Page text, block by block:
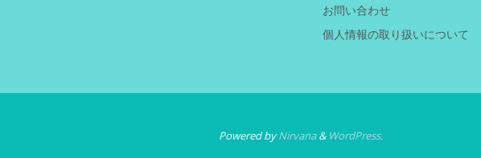
お問い合わせ
個人情報の取り扱いについて
Powered byNirvana& WordPress.